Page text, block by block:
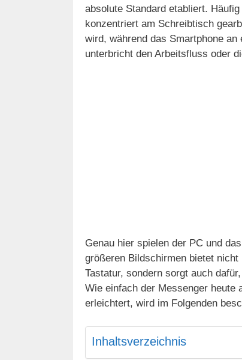
absolute Standard etabliert.
konzentriert am Schreibtisch
wird, während das Smartphone
unterbricht den Arbeitsfluss oder
Genau hier spielen der PC und
größeren Bildschirmen bietet
Tastatur, sondern sorgt auch
Wie einfach der Messenger heute
erleichtert, wird im Folgenden
Inhaltsverzeichnis